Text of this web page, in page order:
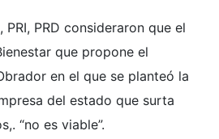
PRI, PRD consideraron que el
que propone el
en el que se planteó la
del estado que surta
“no es viable”.